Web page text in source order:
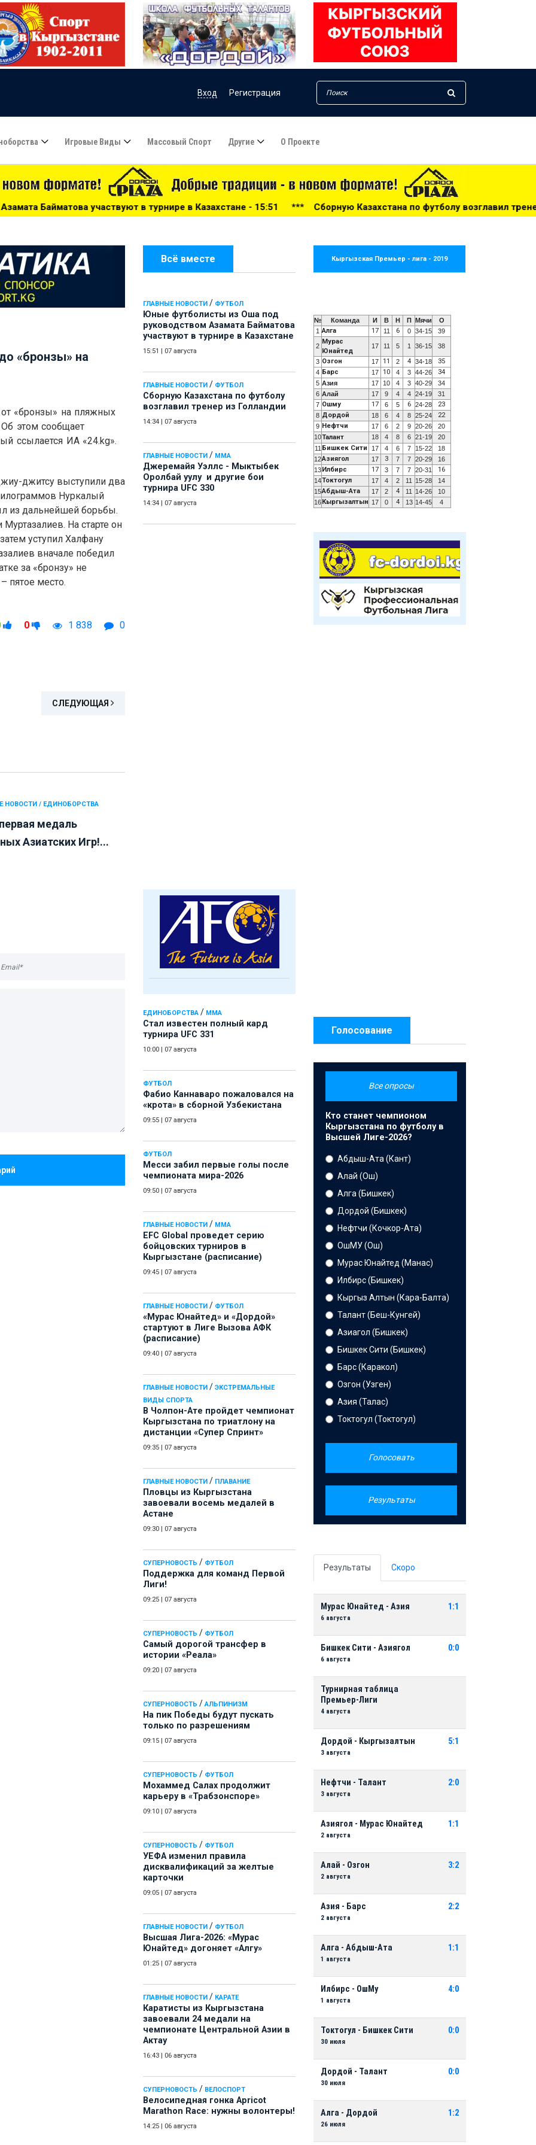
Вход Регистрация
Игровые Виды Массовый Спорт Другие О Проекте
в турнире в Казахстане - 15:51 ***Сборную Казахстана по футболу возглавил тренер из Голландии - 14:34
Всё вместе
ГЛАВНЫЕ НОВОСТИ / ФУТБОЛ
Юные футболисты из Оша под
руководством Азамата Байматова
участвуют в турнире в Казахстане
15:51 07 августа
ГЛАВНЫЕ НОВОСТИ / ФУТБОЛ
Сборную Казахстана по футболу
возглавил тренер из Голландии
14:34 07 августа
ГЛАВНЫЕ НОВОСТИ / ММА
Джеремайя Уэллс - Мыктыбек
Оролбай уулу и другие бои
турнира UFC 330
14:34 07 августа
ЕДИНОБОРСТВА / ММА
Стал известен полный кард
турнира UFC 331
10:00 07 августа
ФУТБОЛ
Фабио Каннаваро пожаловался на
«крота» в сборной Узбекистана
09:55 07 августа
ФУТБОЛ
Месси забил первые голы после
чемпионата мира-2026
09:50 07 августа
ГЛАВНЫЕ НОВОСТИ / ММА
EFC Global проведет серию
бойцовских турниров в
Кыргызстане (расписание)
09:45 07 августа
ГЛАВНЫЕ НОВОСТИ / ФУТБОЛ
«Мурас Юнайтед» и «Дордой»
стартуют в Лиге Вызова АФК
(расписание)
09:40 07 августа
ГЛАВНЫЕ НОВОСТИ / ЭКСТРЕМАЛЬНЫЕ
ВИДЫ СПОРТА
В Чолпон-Ате пройдет чемпионат
Кыргызстана по триатлону на
дистанции «Супер Спринт»
09:35 07 августа
ГЛАВНЫЕ НОВОСТИ / ПЛАВАНИЕ
Пловцы из Кыргызстана
завоевали восемь медалей в
Астане
09:30 07 августа
СУПЕРНОВОСТЬ / ФУТБОЛ
Поддержка для команд Первой
Лиги!
09:25 07 августа
СУПЕРНОВОСТЬ / ФУТБОЛ
Самый дорогой трансфер в
истории «Реала»
09:20 07 августа
СУПЕРНОВОСТЬ / АЛЬПИНИЗМ
На пик Победы будут пускать
только по разрешениям
09:15 07 августа
СУПЕРНОВОСТЬ / ФУТБОЛ
Мохаммед Салах продолжит
карьеру в «Трабзонспоре»
09:10 07 августа
СУПЕРНОВОСТЬ / ФУТБОЛ
УЕФА изменил правила
дисквалификаций за желтые
карточки
09:05 07 августа
ГЛАВНЫЕ НОВОСТИ / ФУТБОЛ
Высшая Лига-2026: «Мурас
Юнайтед» догоняет «Алгу»
01:25 07 августа
ГЛАВНЫЕ НОВОСТИ / КАРАТЕ
Каратисты из Кыргызстана
завоевали 24 медали на
чемпионате Центральной Азии в
Актау
16:43 06 августа
СУПЕРНОВОСТЬ / ВЕЛОСПОРТ
Велосипедная гонка Apricot
Marathon Race: нужны волонтеры!
14:25 06 августа
«бронзы» на
«бронзы» на пляжных
этом сообщает
ссылается ИА «24.kg».
джитсу выступили два
Нуркалый
из дальнейшей борьбы.
На старте он
уступил Халфану
вначале победил
за «бронзу» не
пятое место.
0 1 838 0
СЛЕДУЮЩАЯ
НОВОСТИ / ЕДИНОБОРСТВА
медаль
Азиатских Игр!...
Кыргызская Премьер - лига - 2019
№ Команда И В Н П Мячи
О
1 Алга 17 11 6 0 34-15 39
2
Мурас
Юнайтед
17 11 5 1 36-15 38
3 Озгон 17 11 2 4 34-18 35
4 Барс 17 10 4 3 44-26 34
5 Азия 17 10 4 3 40-29
34
6 Алай 17 9 4 4 24-19
31
7 Ошму 17 6 5 6 24-28 23
8 Дордой 18 6 4 8 25-24 22
9 Нефтчи 17 6 2 9 20-26
20
10Талант 18 4 8 6 21-19
20
11 Бишкек Сити 17 4 6 7 15-22
18
12Азиягол 17 3 7 7 20-29
16
13 Илбирс 17 3 7 7 20-31 16
14Токтогул 17 4 2 11 15-28
14
15Абдыш-Ата 17 2 4 11 14-26
10
16 Кыргызалтын 17 0 4 13 14-45 4
Голосование
Все опросы
Кто станет чемпионом
Кыргызстана по футболу в
Высшей Лиге-2026?
Абдыш-Ата (Кант)
Алай (Ош)
Алга (Бишкек)
Дордой (Бишкек)
Нефтчи (Кочкор-Ата)
ОшМУ (Ош)
Мурас Юнайтед (Манас)
Илбирс (Бишкек)
Кыргыз Алтын (Кара-Балта)
Талант (Беш-Кунгей)
Азиагол (Бишкек)
Бишкек Сити (Бишкек)
Барс (Каракол)
Озгон (Узген)
Азия (Талас)
Токтогул (Токтогул)
Голосовать
Результаты
Результаты Скоро
Мурас Юнайтед - Азия
6 августа
1:1
Бишкек Сити - Азиягол
6 августа
0:0
Турнирная таблица
Премьер-Лиги
4 августа
Дордой - Кыргызалтын
3 августа
5:1
Нефтчи - Талант
3 августа
2:0
Азиягол - Мурас Юнайтед
2 августа
1:1
Алай - Озгон
2 августа
3:2
Азия - Барс
2 августа
2:2
Алга - Абдыш-Ата
1 августа
1:1
Илбирс - ОшМу
1 августа
4:0
Токтогул - Бишкек Сити
30 июля
0:0
Дордой - Талант
30 июля
0:0
Алга - Дордой
26 июля
1:2